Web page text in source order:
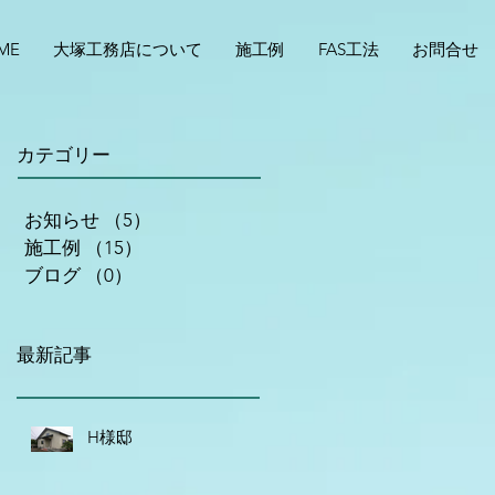
大塚工務店について 施工例 FAS工法 お問合せ
カテゴリー
お知らせ （5）
施工例
（15）
ブログ
（0）
最新記事
H様邸